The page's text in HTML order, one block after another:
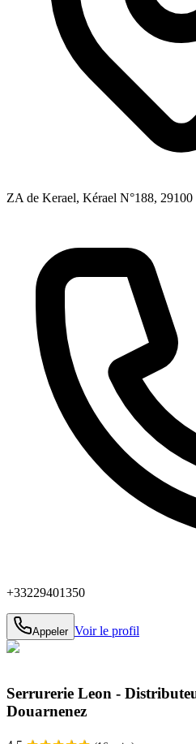
ZA de Kerael, Kérael N°188, 29100
+33229401350
Appeler Voir le profil
Serrurerie Leon -
Douarnenez